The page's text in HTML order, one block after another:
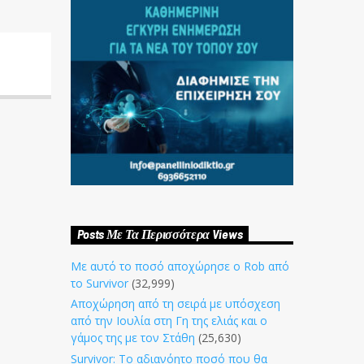
Posts Με Τα Περισσότερα Views
Με αυτό το ποσό αποχώρησε ο Rob από
το Survivor (32,999)
Αποχώρηση από τη σειρά με υπόσχεση
από την Ιουλία στη Γη της ελιάς και ο
γάμος της με τον Στάθη (25,630)
Survivor: Το αδιανόητο ποσό που θα